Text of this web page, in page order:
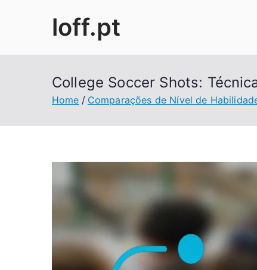
loff.pt
College Soccer Shots:
Home Comparações de Nível de